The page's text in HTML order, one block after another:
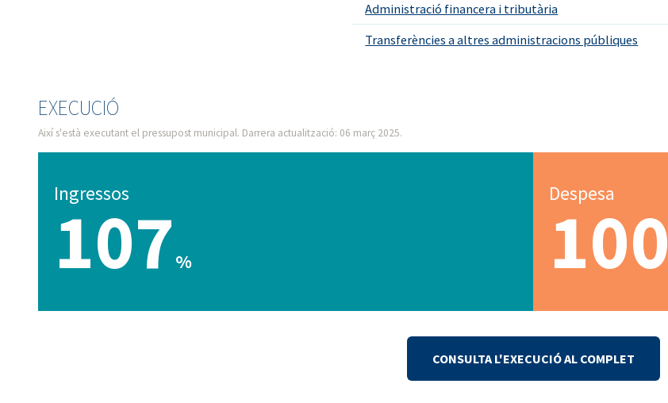
Administració financera i tributària
Transferències a altres administracions públiques
EXECUCIÓ
Així s'està executant el pressupost municipal. Darrera actualització: 06 març 2025.
Ingressos
107%
Despesa
100
CONSULTA L'EXECUCIÓ AL COMPLET